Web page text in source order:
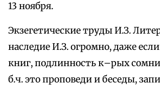
13 ноября.
Экзегетические труды И.З.
наследие И.З. огромно, даже
книг, подлинность к–рых
б.ч. это проповеди и беседы,